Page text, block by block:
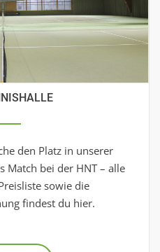
den Platz in unserer
Match bei der HNT – alle
sowie die
findest du hier.